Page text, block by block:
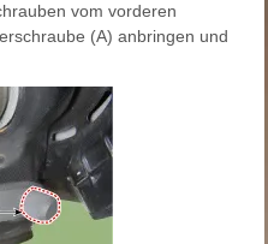
vom vorderen
(A) anbringen und